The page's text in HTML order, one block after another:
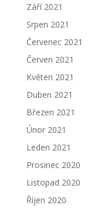
Září 2021
Srpen 2021
Červenec 2021
Červen 2021
Květen 2021
Duben 2021
Březen 2021
Únor 2021
Leden 2021
Prosinec 2020
Listopad 2020
Říjen 2020